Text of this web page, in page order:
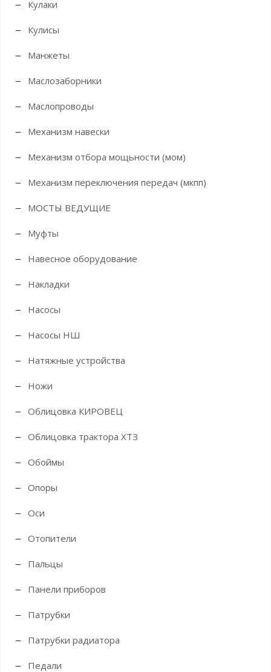
Кулаки
Кулисы
Манжеты
Маслозаборники
Маслопроводы
Механизм навески
Механизм отбора мощьности (мом)
Механизм переключения передач (мкпп)
МОСТЫ ВЕДУЩИЕ
Муфты
Навесное оборудование
Накладки
Насосы
Насосы НШ
Натяжные устройства
Ножи
Облицовка КИРОВЕЦ
Облицовка трактора ХТЗ
Обоймы
Опоры
Оси
Отопители
Пальцы
Панели приборов
Патрубки
Патрубки радиатора
Педали